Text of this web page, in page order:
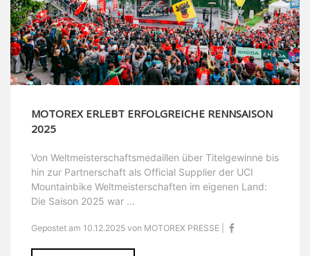
MOTOREX ERLEBT ERFOLGREICHE RENNSAISON
2025
Von Weltmeisterschaftsmedaillen über Titelgewinne bis
hin zur Partnerschaft als Official Supplier der UCI
Mountainbike Weltmeisterschaften im eigenen Land:
Die Saison 2025 war ...
Gepostet am 10.12.2025 von MOTOREX PRESSE |